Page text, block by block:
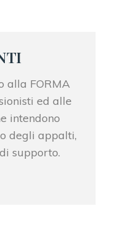
alla FORMA
ed alle
intendono
degli appalti,
supporto.